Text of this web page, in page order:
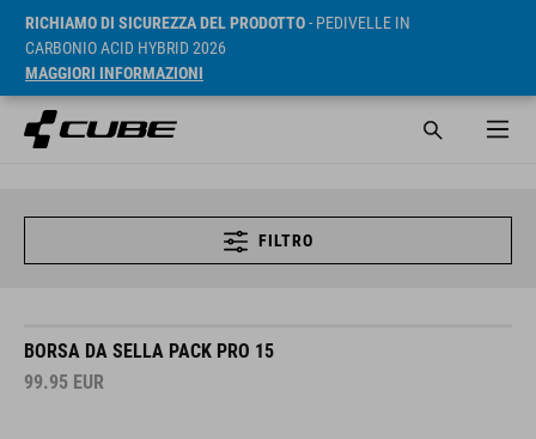
RICHIAMO DI SICUREZZA DEL PRODOTTO- PEDIVELLE IN
CARBONIO ACID HYBRID 2026
MAGGIORI INFORMAZIONI
FILTRO
BORSA DA SELLA PACK PRO 15
99.95 EUR